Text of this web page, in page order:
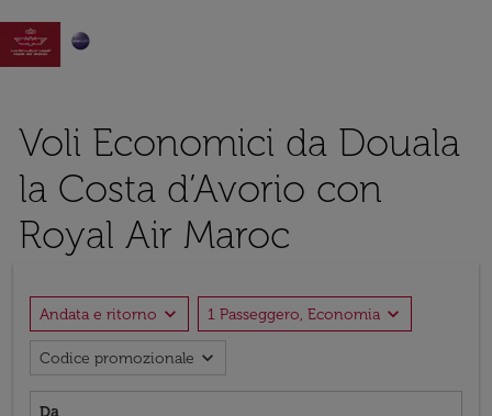

Voli Economici da Douala
la Costa d’Avorio con
Royal Air Maroc
Andata e ritorno expand_more 1 Passeggero, Economia expand_more
Codice promozionale expand_more
Da